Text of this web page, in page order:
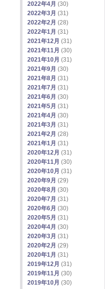
2022年4月 (30)
2022年3月 (31)
2022年2月 (28)
2022年1月 (31)
2021年12月 (31)
2021年11月 (30)
2021年10月 (31)
2021年9月 (30)
2021年8月 (31)
2021年7月 (31)
2021年6月 (30)
2021年5月 (31)
2021年4月 (30)
2021年3月 (31)
2021年2月 (28)
2021年1月 (31)
2020年12月 (31)
2020年11月 (30)
2020年10月 (31)
2020年9月 (29)
2020年8月 (30)
2020年7月 (31)
2020年6月 (30)
2020年5月 (31)
2020年4月 (30)
2020年3月 (31)
2020年2月 (29)
2020年1月 (31)
2019年12月 (31)
2019年11月 (30)
2019年10月 (30)